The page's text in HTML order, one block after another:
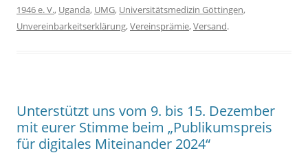
1946 e. V., Uganda, UMG, Universitätsmedizin Göttingen,
Unvereinbarkeitserklärung,Vereinsprämie,Versand.
Unterstützt uns vom 9. bis 15. Dezember
mit eurer Stimme beim „Publikumspreis
für digitales Miteinander 2024“